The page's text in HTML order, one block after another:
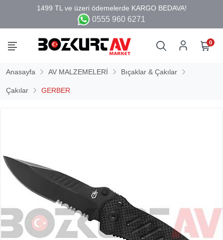
0555 960 6271
0
Anasayfa AV MALZEMELERİ Bıçaklar & Çakılar
Çakılar GERBER